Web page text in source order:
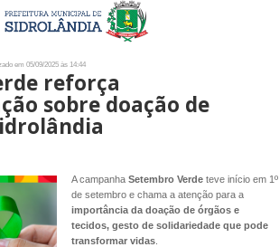
em 05/09/2025 às 14:44
reforça
sobre doação de
A campanha Setembro Verdeteve início em 1º
de setembro e chama a atenção para a
importância da doação de órgãos e
tecidos, gesto de solidariedade que pode
transformar vidas.